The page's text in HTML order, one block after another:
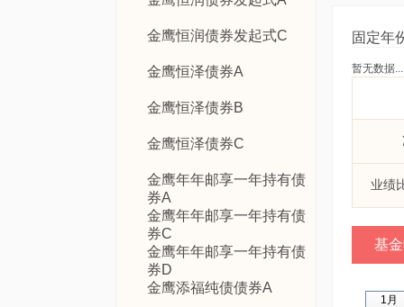
金鹰恒润债券发起式C
金鹰恒泽债券A
金鹰恒泽债券B
金鹰恒泽债券C
金鹰年年邮享一年持有债
券A
金鹰年年邮享一年持有债
券C
金鹰年年邮享一年持有债
券D
金鹰添福纯债债券A
固定年
暂无数据...
业绩
基
1月